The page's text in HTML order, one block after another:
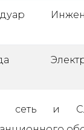
сеть и